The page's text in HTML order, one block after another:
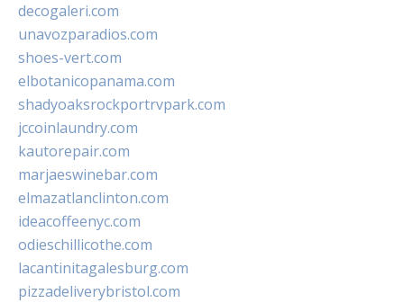
decogaleri.com
unavozparadios.com
shoes-vert.com
elbotanicopanama.com
shadyoaksrockportrvpark.com
jccoinlaundry.com
kautorepair.com
marjaeswinebar.com
elmazatlanclinton.com
ideacoffeenyc.com
odieschillicothe.com
lacantinitagalesburg.com
pizzadeliverybristol.com